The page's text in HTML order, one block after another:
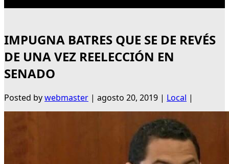
IMPUGNA BATRES QUE SE DE REVÉS
DE UNA VEZ REELECCIÓN EN
SENADO
Posted bywebmaster | agosto 20, 2019 | Local |